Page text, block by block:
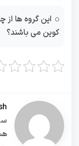
این گروه ها
کوین می باشند؟